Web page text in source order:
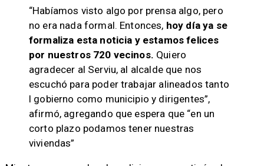
“Habíamos visto algo por prensa algo, pero
no era nada formal. Entonces, hoy día ya se
formaliza esta noticia y estamos felices
por nuestros 720 vecinos. Quiero
agradecer al Serviu, al alcalde que nos
escuchó para poder trabajar alineados tanto
l gobierno como municipio y dirigentes”,
afirmó, agregando que espera que “en un
corto plazo podamos tener nuestras
viviendas”